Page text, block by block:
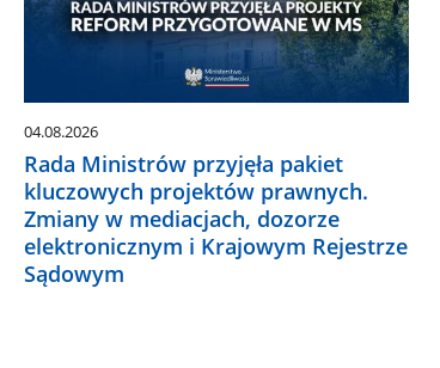
04.08.2026
Rada Ministrów przyjęła pakiet
kluczowych projektów prawnych.
Zmiany w mediacjach, dozorze
elektronicznym i Krajowym Rejestrze
Sądowym